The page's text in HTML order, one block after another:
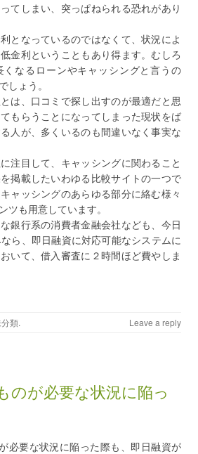
てしまい、突っぱねられる恐れがあり
となっているのではなくて、状況によ
金利ということもあり得ます。むしろ
なるローンやキャッシングと言うの
しょう。
は、口コミで探し出すのが最適だと思
もらうことになってしまった現状をば
人が、多くいるのも間違いなく事実な
注目して、キャッシングに関わること
掲載したいわゆる比較サイトの一つで
ャッシングのあらゆる部分に絡む様々
ツも用意しています。
銀行系の消費者金融会社なども、今日
ら、即日融資に対応可能なシステムに
いて、借入審査に２時間ほど費やしま
類. Leave a reply
のが必要な状況に陥っ
必要な状況に陥った際も、即日融資が